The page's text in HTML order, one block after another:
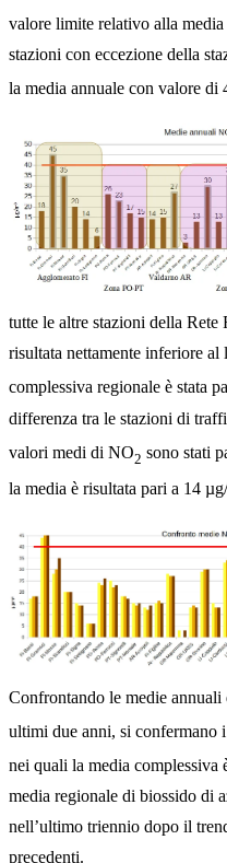
valore limite relativo alla
stazioni con eccezione della
la media annuale con valore di
tutte le altre stazioni della
risultata nettamente inferiore
complessiva regionale è stata
differenza tra le stazioni di
valori medi di NO2 sono stati
la media è risultata pari a 14
Confrontando le medie
ultimi due anni, si confermano
nei quali la media complessiva
media regionale di biossido di
nell’ultimo triennio dopo il
precedenti.